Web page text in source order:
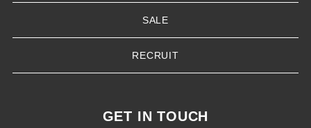
SALE
RECRUIT
GET IN TOUCH